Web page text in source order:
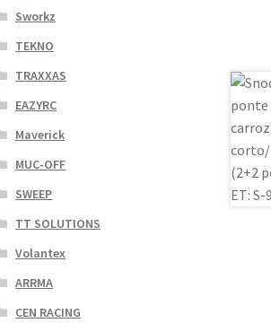
Sworkz
TEKNO
TRAXXAS
EAZYRC
Maverick
MUC-OFF
SWEEP
TT SOLUTIONS
Volantex
ARRMA
CEN RACING